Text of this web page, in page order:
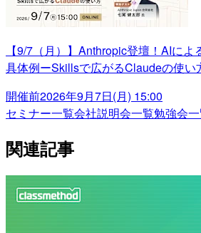
【9/7（月）】Anthropic登壇！AIに
具体例ーSkillsで広がるClaudeの使い
開催前2026年9月7日(月) 15:00
セミナー一覧会社説明会一覧勉強会
関連記事